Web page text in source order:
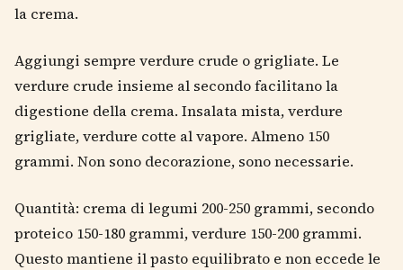
la crema.
Aggiungi sempre verdure crude o grigliate. Le
verdure crude insieme al secondo facilitano la
digestione della crema. Insalata mista, verdure
grigliate, verdure cotte al vapore. Almeno 150
grammi. Non sono decorazione, sono necessarie.
Quantità: crema di legumi 200-250 grammi, secondo
proteico 150-180 grammi, verdure 150-200 grammi.
Questo mantiene il pasto equilibrato e non eccede le